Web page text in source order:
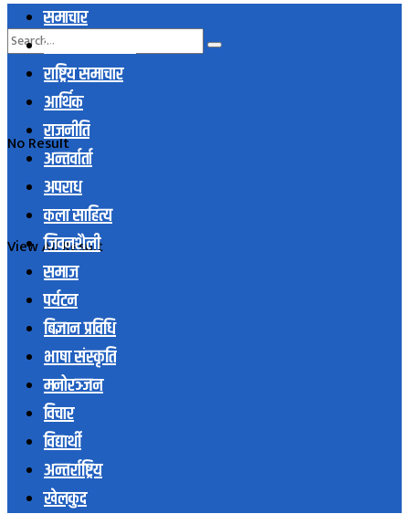
No Result
View All Result
समाचार
स्थानिय समाचार
राष्ट्रिय समाचार
आर्थिक
राजनीति
अन्तर्वार्ता
अपराध
कला साहित्य
जिवनशैली
समाज
पर्यटन
बिज्ञान प्रविधि
भाषा संस्कृति
मनोरञ्जन
विचार
विद्यार्थी
अन्तर्राष्ट्रिय
खेलकुद